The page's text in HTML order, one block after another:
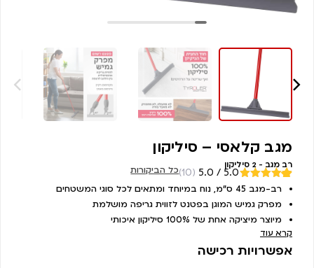
מגב קלאסי – סיליקון
רב מגב - 2 סיליקון
מדורגים
5 מבוסס על
10
דירוגים של
5.0 / 5.0
(10)
כל הביקורות
רב-מגב 45 ס”מ, נוח במיוחד ומתאים לכל סוגי המשטחים
מפרק גמיש המוגן בפטנט לזווית גריפה מושלמת
מיוצר מיציקה אחת של 100% סיליקון איכותי
קרא עוד
אפשרויות רכישה